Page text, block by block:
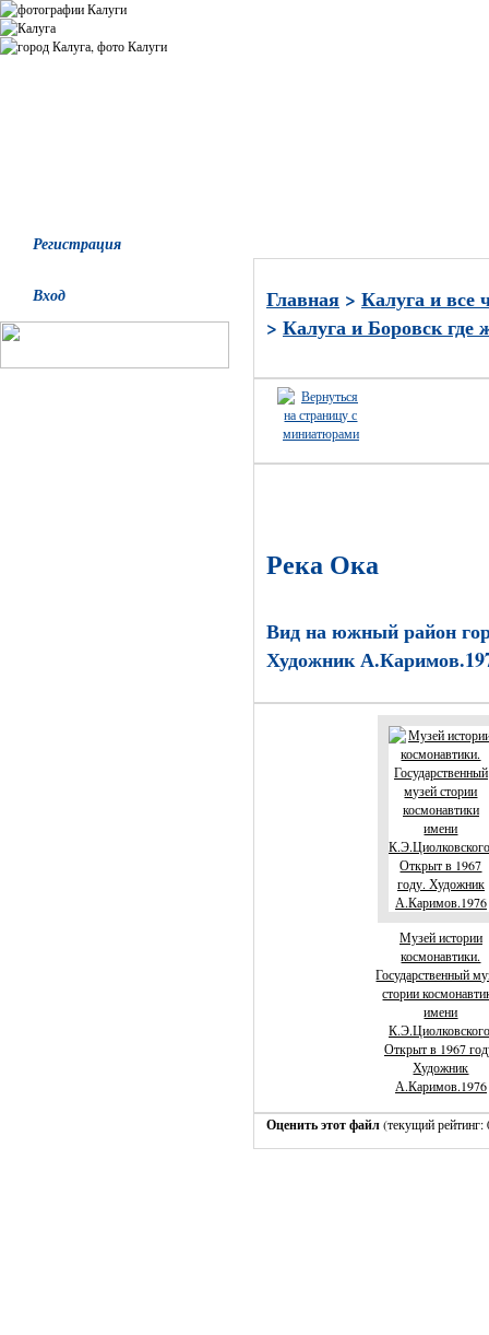
Регистрация
Вход Главная > Калуга и все
> Калуга и Боровск
Река Ока
Вид на южный район
Художник
Музей истории
космонавтики.
Государственный
стории
имени
Открыт в 1967
Художник
А.Каримов.1976
Оценить этот файл(текущий